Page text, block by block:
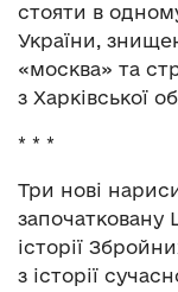
стояти в
України,
«москва» та
з Харківської
* * *
Три нові
започатковану
історії
з історії